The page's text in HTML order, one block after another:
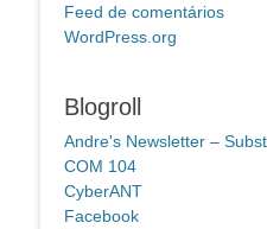
Feed de comentários
WordPress.org
Blogroll
Andre's Newsletter –
COM 104
CyberANT
Facebook